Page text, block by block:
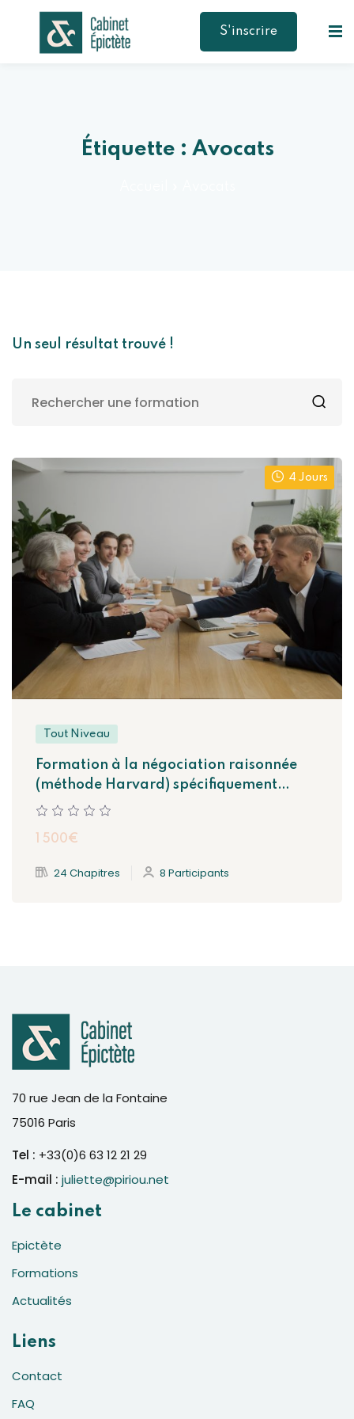
S'inscrire
Étiquette : Avocats
Un seul résultat trouvé !
4 Jours
Tout Niveau
Formation à la négociation raisonnée
(méthode Harvard) spécifiquement
adaptée et ajustée au métier d’avocat*
1 500€
24 Chapitres 8 Participants
70 rue Jean de la Fontaine
75016 Paris
Tel : +33(0)6 63 12 21 29
E-mail : juliette@piriou.net
Le cabinet
Epictète
Formations
Actualités
Liens
Contact
FAQ